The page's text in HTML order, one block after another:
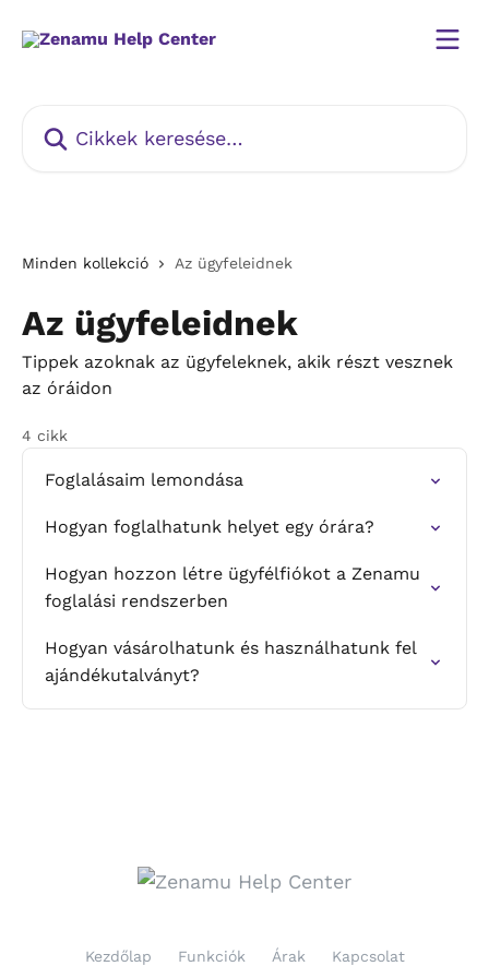
Minden kollekció Az ügyfeleidnek
Az ügyfeleidnek
Tippek azoknak az ügyfeleknek, akik részt vesznek
az óráidon
4 cikk
Foglalásaim lemondása
Hogyan foglalhatunk helyet egy órára?
Hogyan hozzon létre ügyfélfiókot a Zenamu
foglalási rendszerben
Hogyan vásárolhatunk és használhatunk fel
ajándékutalványt?
Kezdőlap Funkciók Árak Kapcsolat